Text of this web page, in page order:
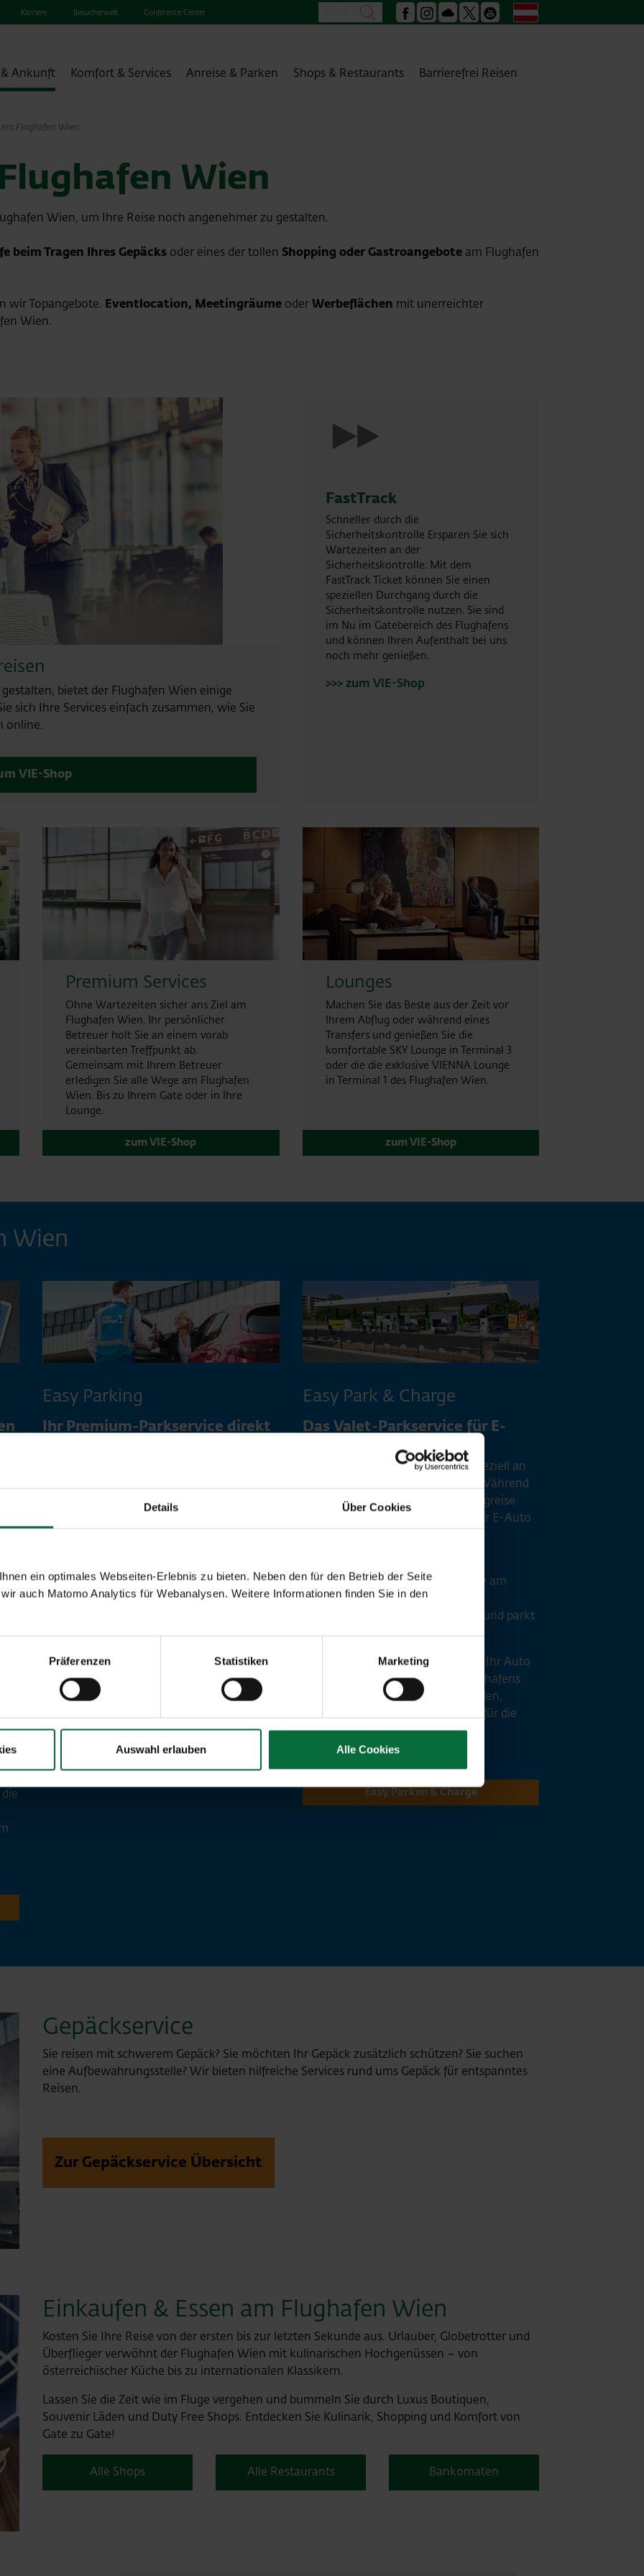
Details Über Cookies
ein optimales Webseiten-Erlebnis zu bieten. Neben den für den Betrieb der Seite
auch Matomo Analytics für Webanalysen. Weitere Informationen finden Sie in den
Präferenzen Statistiken Marketing
Auswahl erlauben Alle Cookies
Karriere Besucherwelt Conference Center suchen Facebook
Instagram
Podcast YoutubeDeutsch
Ankunft Komfort & Services Anreise & Parken Shops & Restaurants Barrierefrei Reisen
Flughafen Wien
Wien
Wien, um Ihre Reise noch angenehmer zu gestalten.
beim Tragen Ihres Gepäcks oder eines der tollen Shopping oder Gastroangebote am Flughafen
wir Topangebote. Eventlocation, Meetingräume oderWerbeflächen mit unerreichter
Wien.
bietet der Flughafen Wien einige
sich Ihre Services einfach zusammen, wie Sie
online.
VIE-Shop
FastTrack
Schneller durch die
Sicherheitskontrolle Ersparen Sie sich
Wartezeiten an der
Sicherheitskontrolle. Mit dem
FastTrack Ticket können Sie einen
speziellen Durchgang durch die
Sicherheitskontrolle nutzen. Sie sind
im Nu im Gatebereich des Flughafens
und können Ihren Aufenthalt bei uns
noch mehr genießen.
>>> zum VIE-Shop
Premium Services
Ohne Wartezeiten sicher ans Ziel am
Flughafen Wien. Ihr persönlicher
Betreuer holt Sie an einem vorab
vereinbarten Treffpunkt ab.
Gemeinsam mit Ihrem Betreuer
erledigen Sie alle Wege am Flughafen
Wien. Bis zu Ihrem Gate oder in Ihre
Lounge.
zum VIE-Shop
Lounges
Machen Sie das Beste aus der Zeit vor
Ihrem Abflug oder während eines
Transfers und genießen Sie die
komfortable SKY Lounge in Terminal 3
oder die die exklusive VIENNA Lounge
in Terminal 1 des Flughafen Wien.
zum VIE-Shop
Wien
Easy Parking
Ihr Premium-Parkservice direkt
Sie direkt zur gekennzeichneten Easy
Parkbereich, während Sie bereits am Weg
zu Ihrem Flug sind.
Easy Park & Charge
Das Valet-Parkservice für E-
Easy Park & Charge richtet sich speziell an
alle Passagiere mit Elektroautos. Während
Sie entspannt und schnell Ihre Flugreise
antreten, kümmern wir uns um Ihr E-Auto
ausgewiesenen Easy Parking Zone am
Terminal 3. Dort übernimmt unser
geschultes Personal Ihr Fahrzeug und parkt
es im entsprechenden Bereich.
Einen Tag vor Ihrer Rückkehr wird Ihr Auto
an der Schnellladestation des Flughafens
Wien von uns vollständig aufgeladen,
sodass es bei Ihrer Ankunft bereit für die
Weiterfahrt ist.
Easy Parken & Charge
Gepäckservice
Sie reisen mit schwerem Gepäck? Sie möchten Ihr Gepäck zusätzlich schützen? Sie suchen
eine Aufbewahrungsstelle? Wir bieten hilfreiche Services rund ums Gepäck für entspanntes
Reisen.
Zur Gepäckservice Übersicht
Einkaufen & Essen am Flughafen Wien
Kosten Sie Ihre Reise von der ersten bis zur letzten Sekunde aus. Urlauber, Globetrotter und
Überflieger verwöhnt der Flughafen Wien mit kulinarischen Hochgenüssen – von
österreichischer Küche bis zu internationalen Klassikern.
Lassen Sie die Zeit wie im Fluge vergehen und bummeln Sie durch Luxus Boutiquen,
Souvenir Läden und Duty Free Shops. Entdecken Sie Kulinarik, Shopping und Komfort von
Gate zu Gate!
Alle Shops Alle Restaurants Bankomaten